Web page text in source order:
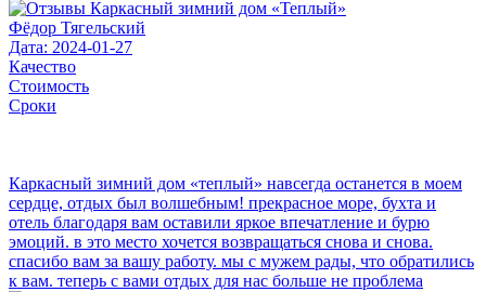
Фёдор Тягельский
Дата: 2024-01-27
Качество
Стоимость
Сроки
Каркасный зимний дом «теплый» навсегда останется в моем
сердце, отдых был волшебным! прекрасное море, бухта и
отель благодаря вам оставили яркое впечатление и бурю
эмоций. в это место хочется возвращаться снова и снова.
спасибо вам за вашу работу. мы с мужем рады, что обратились
к вам. теперь с вами отдых для нас больше не проблема